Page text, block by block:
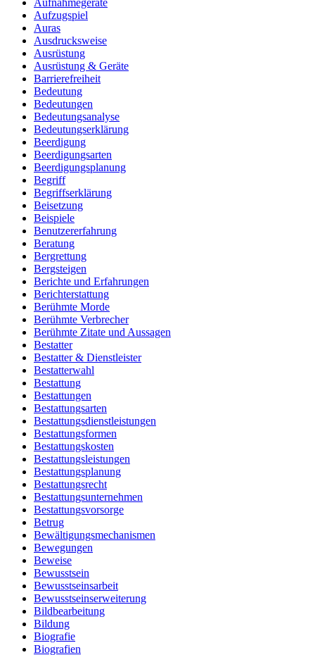
Aufzugspiel
Auras
Ausdrucksweise
Ausrüstung
Ausrüstung & Geräte
Barrierefreiheit
Bedeutung
Bedeutungen
Bedeutungsanalyse
Bedeutungserklärung
Beerdigung
Beerdigungsarten
Beerdigungsplanung
Begriff
Begriffserklärung
Beisetzung
Beispiele
Benutzererfahrung
Beratung
Bergrettung
Bergsteigen
Berichte und Erfahrungen
Berichterstattung
Berühmte Morde
Berühmte Verbrecher
Berühmte Zitate und Aussagen
Bestatter
Bestatter & Dienstleister
Bestatterwahl
Bestattung
Bestattungen
Bestattungsarten
Bestattungsdienstleistungen
Bestattungsformen
Bestattungskosten
Bestattungsleistungen
Bestattungsplanung
Bestattungsrecht
Bestattungsunternehmen
Bestattungsvorsorge
Betrug
Bewältigungsmechanismen
Bewegungen
Beweise
Bewusstsein
Bewusstseinsarbeit
Bewusstseinserweiterung
Bildbearbeitung
Bildung
Biografie
Biografien